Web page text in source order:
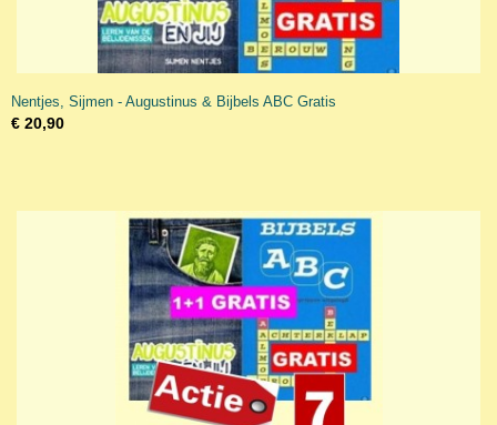
Nentjes, Sijmen - Augustinus & Bijbels ABC Gratis
€ 20,90